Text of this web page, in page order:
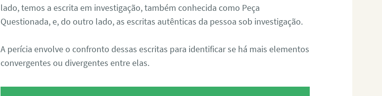
lado, temos a escrita em investigação, também conhecida como Peça
Questionada, e, do outro lado, as escritas autênticas da pessoa sob investigação.
A perícia envolve o confronto dessas escritas para identificar se há mais elementos
convergentes ou divergentes entre elas.